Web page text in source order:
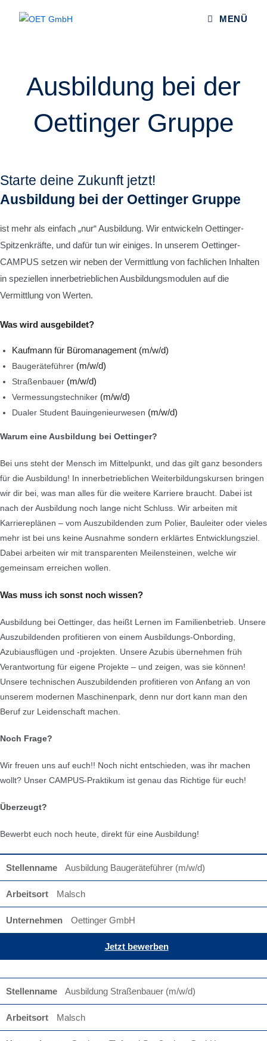
Inhalt
MENÜ
Ausbildung bei der
Oettinger Gruppe
Starte deine Zukunft jetzt!
Ausbildung bei der Oettinger Gruppe
ist mehr als einfach „nur“ Ausbildung. Wir entwickeln Oettinger-
Spitzenkräfte, und dafür tun wir einiges. In unserem Oettinger-
CAMPUS setzen wir neben der Vermittlung von fachlichen Inhalten
in speziellen innerbetrieblichen Ausbildungsmodulen auf die
Vermittlung von Werten.
Was wird ausgebildet?
Kaufmann für Büromanagement (m/w/d)
Baugeräteführer (m/w/d)
Straßenbauer (m/w/d)
Vermessungstechniker (m/w/d)
Dualer Student Bauingenieurwesen (m/w/d)
Warum eine Ausbildung bei Oettinger?
Bei uns steht der Mensch im Mittelpunkt, und das gilt ganz besonders
für die Ausbildung! In innerbetrieblichen Weiterbildungskursen bringen
wir dir bei, was man alles für die weitere Karriere braucht. Dabei ist
nach der Ausbildung noch lange nicht Schluss. Wir arbeiten mit
Karriereplänen – vom Auszubildenden zum Polier, Bauleiter oder vieles
mehr ist bei uns keine Ausnahme sondern erklärtes Entwicklungsziel.
Dabei arbeiten wir mit transparenten Meilensteinen, welche wir
gemeinsam erreichen wollen.
Was muss ich sonst noch wissen?
Ausbildung bei Oettinger, das heißt Lernen im Familienbetrieb. Unsere
Auszubildenden profitieren von einem Ausbildungs-Onbording,
Azubiausflügen und -projekten. Unsere Azubis übernehmen früh
Verantwortung für eigene Projekte – und zeigen, was sie können!
Unsere technischen Auszubildenden profitieren von Anfang an von
unserem modernen Maschinenpark, denn nur dort kann man den
Beruf zur Leidenschaft machen.
Noch Frage?
Wir freuen uns auf euch!! Noch nicht entschieden, was ihr machen
wollt? Unser CAMPUS-Praktikum ist genau das Richtige für euch!
Überzeugt?
Bewerbt euch noch heute, direkt für eine Ausbildung!